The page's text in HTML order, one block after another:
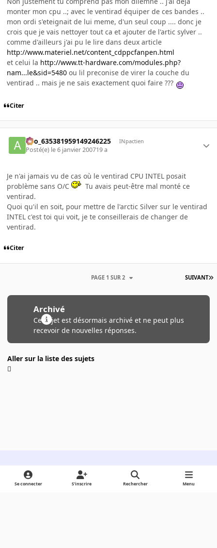
monter mon cpu ..; avec le ventirad équiper de ces bandes ..
mon ordi s'eteignait de lui meme, d'un seul coup .... donc je
crois que je vais nettoyer tout ca et ajouter de l'artic sylver ..
comme d'ailleurs j'ai pu le lire dans deux article
http://www.materiel.net/content_cdppcfanpen.html
et celui la http://www.tt-hardware.com/modules.php?
nam...le&sid=5480 ou lil preconise de virer la couche du
ventirad .. mais je ne sais exactement quoi faire ???
Citer
ano_635381959149246225 INpactien
Posté(e) le 6 janvier 200719 a
Je n'ai jamais vu de cas où le ventirad CPU INTEL posait
problème sans O/C
Tu avais peut-être mal monté ce
ventirad.
Quoi qu'il en soit, pour mettre de l'arctic Silver sur le ventirad
INTEL c'est toi qui voit, je te conseillerais de changer de
ventirad.
Citer
SUIVANT
PAGE 1 SUR 2
Archivé
Ce sujet est désormais archivé et ne peut plus
recevoir de nouvelles réponses.
Aller sur la liste des sujets
Light ModeDark ModeSystem Preference
Se connecter S’inscrire Rechercher Menu